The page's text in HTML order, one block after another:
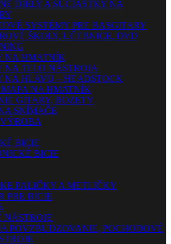
DIELY A SÚČIASTKY NA
SYSTÉMY PRE BASGITARY
ŠKOLY, UČEBNICE, DVD
NA HMATNÍK
NA TELO NÁSTROJA
NA HLAVU – HEADSTOCK
NA HMATNÍK
GITARY, ROZETY
SNÍMAČE
BICIE
BICIE
PALIČKY A METLIČKY
PRE BICIE
NÁSTROJE
POVZBUDZOVANIE, POCHODOVÉ